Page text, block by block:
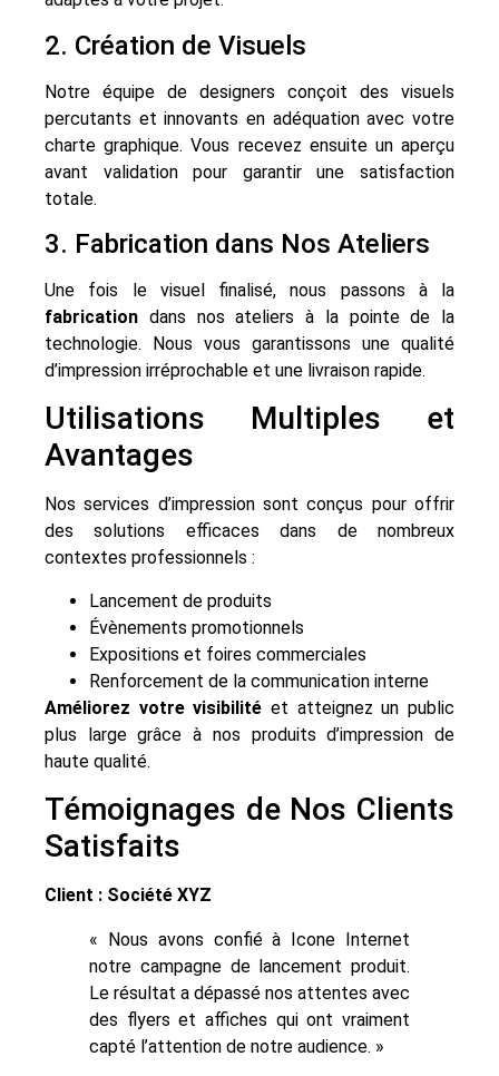
2. Création de Visuels
Notre équipe de designers conçoit des visuels
percutants et innovants en adéquation avec votre
charte graphique. Vous recevez ensuite un aperçu
avant validation pour garantir une satisfaction
totale.
3. Fabrication dans Nos Ateliers
Une fois le visuel finalisé, nous passons à la
fabrication dans nos ateliers à la pointe de la
technologie. Nous vous garantissons une qualité
d’impression irréprochable et une livraison rapide.
Utilisations Multiples et
Avantages
Nos services d’impression sont conçus pour offrir
des solutions efficaces dans de nombreux
contextes professionnels :
Lancement de produits
Évènements promotionnels
Expositions et foires commerciales
Renforcement de la communication interne
Améliorez votre visibilité et atteignez un public
plus large grâce à nos produits d’impression de
haute qualité.
Témoignages de Nos Clients
Satisfaits
Client : Société XYZ
« Nous avons confié à Icone Internet
notre campagne de lancement produit.
Le résultat a dépassé nos attentes avec
des flyers et affiches qui ont vraiment
capté l’attention de notre audience. »